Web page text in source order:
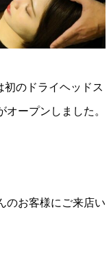
初のドライヘッドス
ープンしました。
のお客様にご来店い